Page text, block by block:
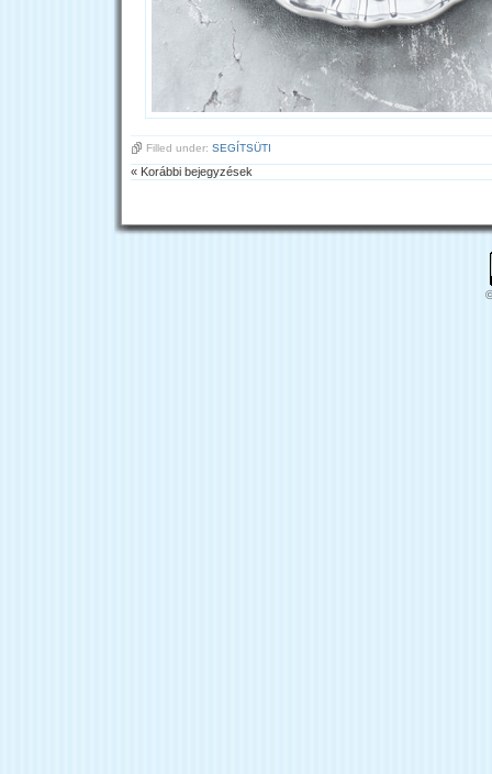
Filled under: SEGÍTSÜTI
« Korábbi bejegyzések